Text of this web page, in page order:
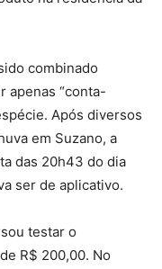
combinado
apenas “conta-
Após diversos
em Suzano, a
das 20h43 do dia
ser de aplicativo.
testar o
R$ 200,00. No